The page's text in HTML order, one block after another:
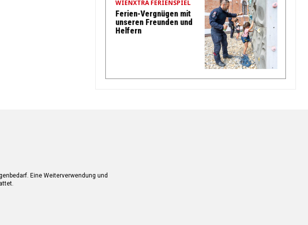
WIENXTRA FERIENSPIEL
Ferien-Vergnügen mit
unseren Freunden und
Helfern
Eine Weiterverwendung und